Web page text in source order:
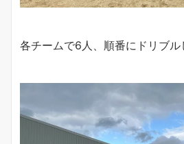
各チームで6人、順番にドリブル